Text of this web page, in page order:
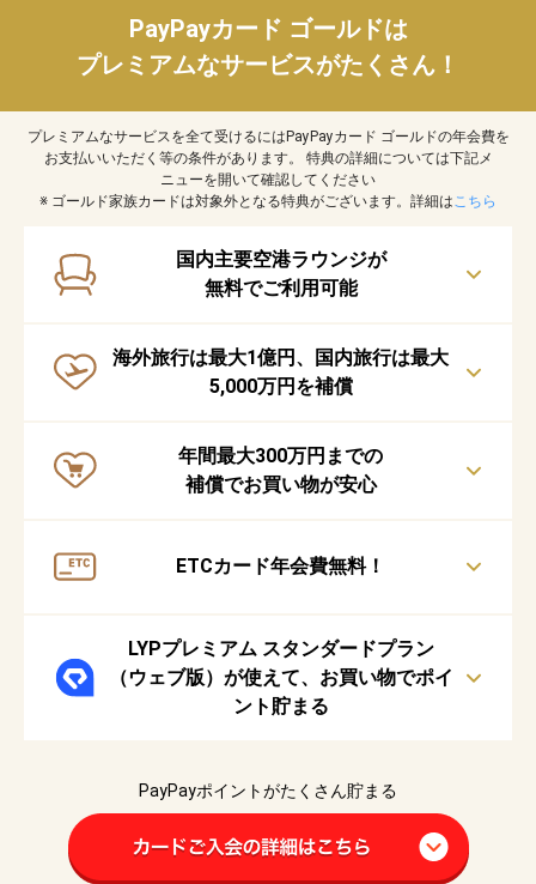
PayPayカード ゴールドは
プレミアムなサービスがたくさん！
プレミアムなサービスを全て受けるにはPayPayカード ゴールドの年会費を
お支払いいただく等の条件があります。
特典の詳細については下記メ
ニューを開いて確認してください
※ ゴールド家族カードは対象外となる特典がございます。詳細はこちら
国内主要空港ラウンジが
無料でご利用可能
す。ご出発前にくつろぎのひと時をお過ごしください
海外旅行は最大1億円、国内旅行は最大
5,000万円を補償
PayPayカード ゴールド会員様限定。海外旅行中の急な病気やケガ、
国内旅行中の不慮の事故などを補償する、安心の保険サービスです
詳細は
こちら
ゴールド家族カード会員も対象
年間最大300万円までの
補償でお買い物が安心
ゴールド家族カード会員も対象
ETCカード年会費無料！
PayPayカード ゴールドの会員は年会費無料でご利用いただけます
※ PayPayカード付帯のETCカードの年会費は1枚あたり550円（税込）で
す。
LYPプレミアム スタンダードプラン
（ウェブ版）が使えて、お買い物でポイ
ント貯まる
PayPayポイントがたくさん貯まる